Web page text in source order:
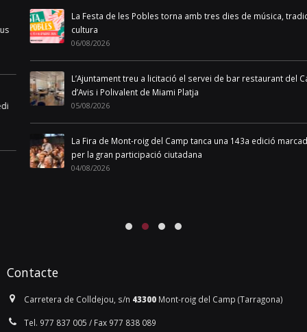
La Festa de les Pobles torna amb tres dies de música, tradició i
cultura
06/08/2026
L’Ajuntament treu a licitació el servei de bar restaurant del Casal
d’Avis i Polivalent de Miami Platja
05/08/2026
La Fira de Mont-roig del Camp tanca una 143a edició marcada
per la gran participació ciutadana
04/08/2026
Contacte
Carretera de Colldejou, s/n 43300 Mont-roig del Camp (Tarragona)
Tel. 977 837 005 / Fax 977 838 089